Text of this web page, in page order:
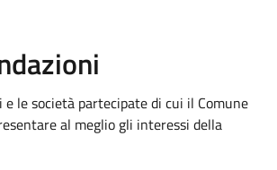
e le società partecipate di cui il Comune
al meglio gli interessi della